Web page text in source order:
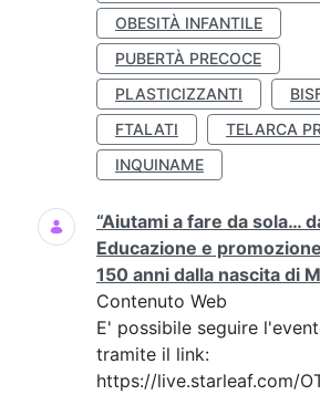
OBESITÀ INFANTILE
PUBERTÀ PRECOCE
PLASTICIZZANTI
FTALATI
TELARCA
INQUINAME
“Aiutami a fare da sola…
Educazione e
150 anni dalla nascita di
Contenuto Web
E' possibile seguire
tramite il link:
https://live.starleaf.com/